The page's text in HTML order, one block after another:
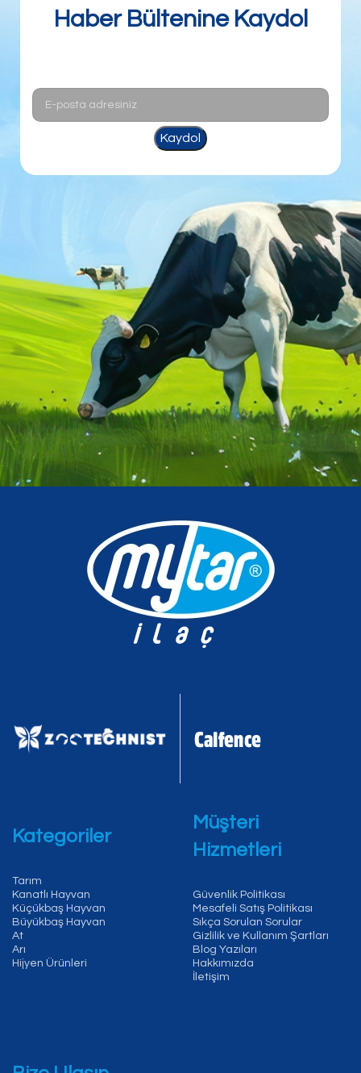
Haber Bültenine Kaydol
Kategoriler
Tarım
Kanatlı Hayvan
Küçükbaş Hayvan
Büyükbaş Hayvan
At
Arı
Hijyen Ürünleri
Müşteri
Hizmetleri
Güvenlik Politikası
Mesafeli Satış Politikası
Sıkça Sorulan Sorular
Gizlilik ve Kullanım Şartları
Blog Yazıları
Hakkımızda
İletişim